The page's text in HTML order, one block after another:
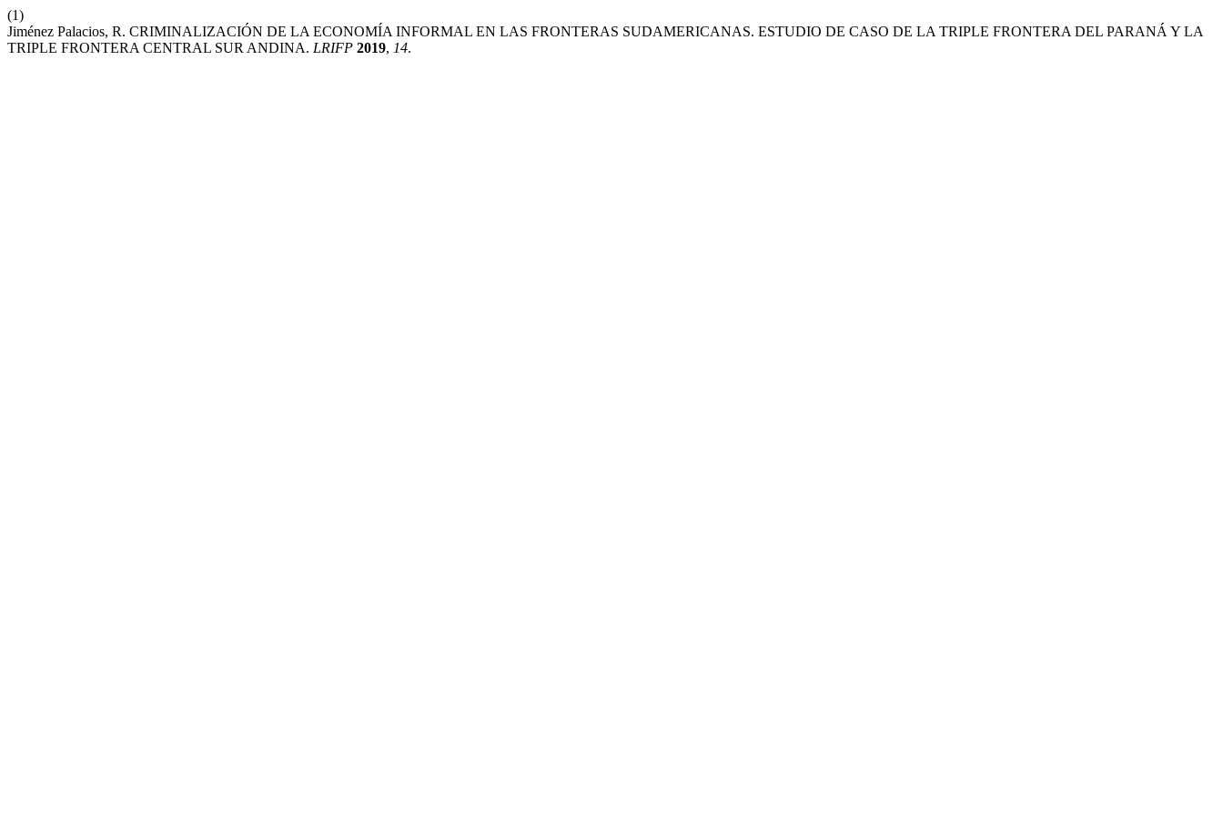
(1)
Jiménez Palacios, R. CRIMINALIZACIÓN DE LA ECONOMÍA INFORMAL EN LAS FRONTERAS SUDAMERICANAS. ESTUDIO DE CASO DE LA TRIPLE FRONTERA DEL PARANÁ Y LA
TRIPLE FRONTERA CENTRAL SUR ANDINA. LRIFP 2019, 14.